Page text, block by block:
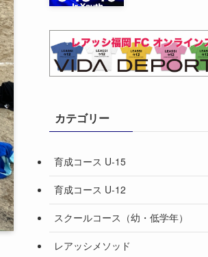
カテゴリー
育成コース U-15
育成コース U-12
スクールコース（幼・低学年）
レアッシメソッド